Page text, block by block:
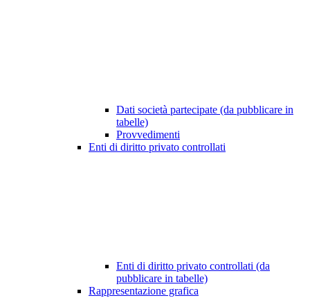
Dati società partecipate (da pubblicare in
tabelle)
Provvedimenti
Enti di diritto privato controllati
Enti di diritto privato controllati (da
pubblicare in tabelle)
Rappresentazione grafica